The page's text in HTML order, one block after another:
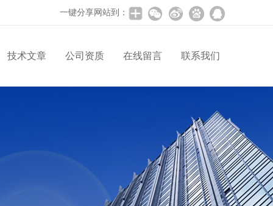
一键分享网站到：
技术文章 公司资质 在线留言 联系我们